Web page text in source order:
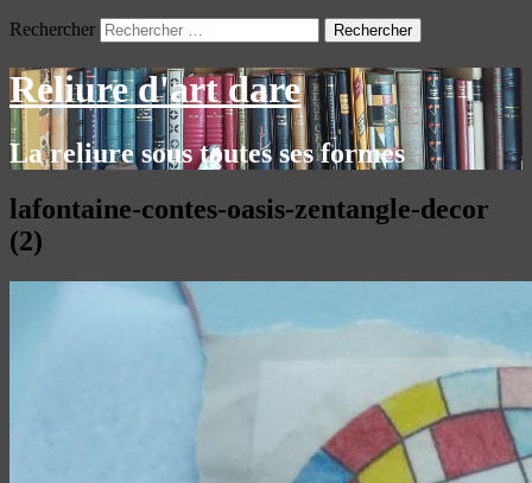
Rechercher
Reliure d'art dare
La reliure sous toutes ses formes
lafontaine-contes-oasis-zentangle-decor
(2)